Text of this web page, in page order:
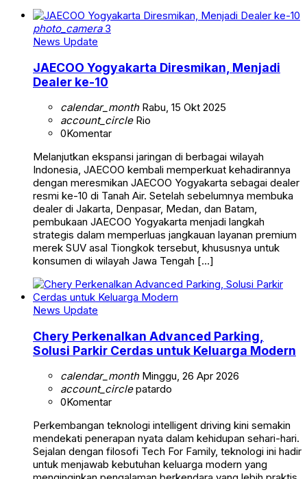
photo_camera3
News Update
JAECOO Yogyakarta Diresmikan, Menjadi
Dealer ke-10
calendar_monthRabu, 15 Okt 2025
account_circleRio
0Komentar
Melanjutkan ekspansi jaringan di berbagai wilayah
Indonesia, JAECOO kembali memperkuat kehadirannya
dengan meresmikan JAECOO Yogyakarta sebagai dealer
resmi ke-10 di Tanah Air. Setelah sebelumnya membuka
dealer di Jakarta, Denpasar, Medan, dan Batam,
pembukaan JAECOO Yogyakarta menjadi langkah
strategis dalam memperluas jangkauan layanan premium
merek SUV asal Tiongkok tersebut, khususnya untuk
konsumen di wilayah Jawa Tengah […]
News Update
Chery Perkenalkan Advanced Parking,
Solusi Parkir Cerdas untuk Keluarga Modern
calendar_monthMinggu, 26 Apr 2026
account_circlepatardo
0Komentar
Perkembangan teknologi intelligent driving kini semakin
mendekati penerapan nyata dalam kehidupan sehari-hari.
Sejalan dengan filosofi Tech For Family, teknologi ini hadir
untuk menjawab kebutuhan keluarga modern yang